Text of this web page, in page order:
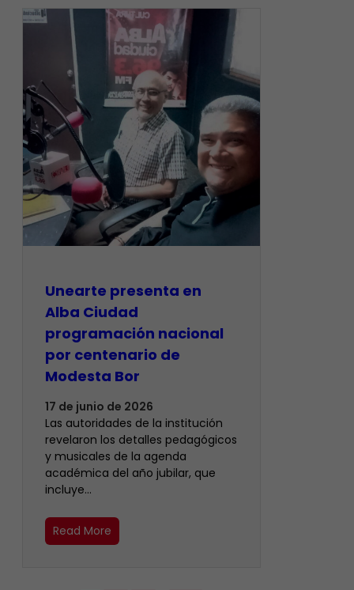
​Unearte presenta en
Alba Ciudad
programación nacional
por centenario de
Modesta Bor
17 de junio de 2026
Las autoridades de la institución
revelaron los detalles pedagógicos
y musicales de la agenda
académica del año jubilar, que
incluye…
Read More